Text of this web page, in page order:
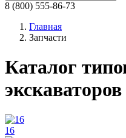
8 (800) 555-86-73
Главная
Запчасти
Каталог
экскаваторов
16